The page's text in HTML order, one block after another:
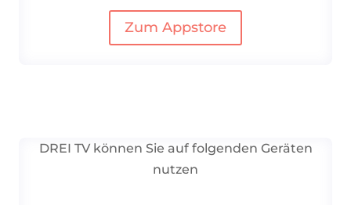
Zum Appstore
DREI TV können Sie auf folgenden Geräten
nutzen